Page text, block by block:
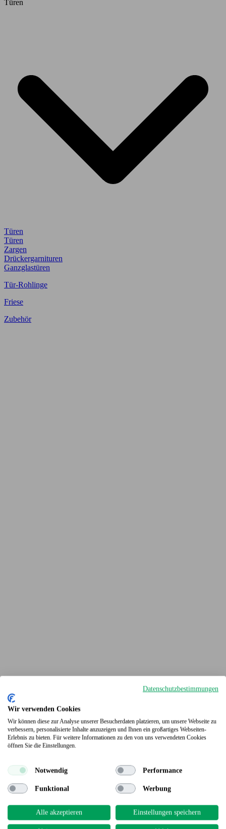
Türen
Türen
Türen
Zargen
Drückergarnituren
Ganzglastüren
Tür-Rohlinge
Friese
Zubehör
Terrassendielen
Datenschutzbestimmungen
Wir verwenden Cookies
Wir können diese zur Analyse unserer Besucherdaten platzieren, um unsere Webseite zu
verbessern, personalisierte Inhalte anzuzeigen und Ihnen ein großartiges Webseiten-
Erlebnis zu bieten. Für weitere Informationen zu den von uns verwendeten Cookies
öffnen Sie die Einstellungen.
Notwendig Performance
Funktional Werbung
Alle akzeptieren Einstellungen speichern